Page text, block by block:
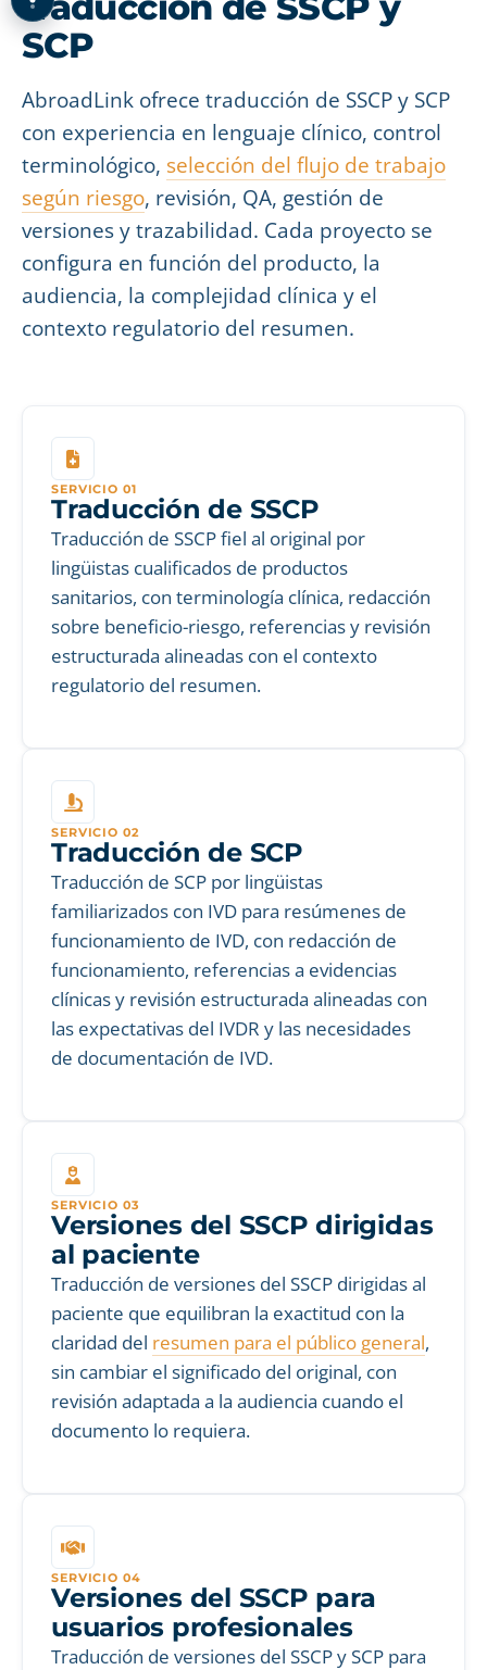
SCP
AbroadLink ofrece traducción de SSCP y SCP
con experiencia en lenguaje clínico, control
terminológico, selección del flujo de trabajo
según riesgo, revisión, QA, gestión de
versiones y trazabilidad. Cada proyecto se
configura en función del producto, la
audiencia, la complejidad clínica y el
contexto regulatorio del resumen.
SERVICIO 01
Traducción de SSCP
Traducción de SSCP fiel al original por
lingüistas cualificados de productos
sanitarios, con terminología clínica, redacción
sobre beneficio-riesgo, referencias y revisión
estructurada alineadas con el contexto
regulatorio del resumen.
SERVICIO 02
Traducción de SCP
Traducción de SCP por lingüistas
familiarizados con IVD para resúmenes de
funcionamiento de IVD, con redacción de
funcionamiento, referencias a evidencias
clínicas y revisión estructurada alineadas con
las expectativas del IVDR y las necesidades
de documentación de IVD.
SERVICIO 03
Versiones del SSCP dirigidas
al paciente
Traducción de versiones del SSCP dirigidas al
paciente que equilibran la exactitud con la
claridad del resumen para el público general,
sin cambiar el significado del original, con
revisión adaptada a la audiencia cuando el
documento lo requiera.
SERVICIO 04
Versiones del SSCP para
usuarios profesionales
Traducción de versiones del SSCP y SCP para